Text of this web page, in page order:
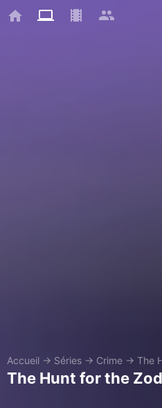
Accueil → Séries → Crime → The
The Hunt for the